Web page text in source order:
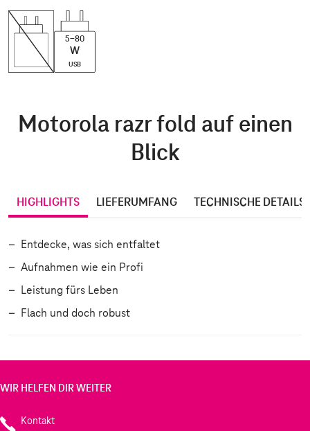
W
USB
5-80
Motorola razr fold auf einen
Blick
HIGHLIGHTS LIEFERUMFANG TECHNISCHE DETAILS
Entdecke, was sich entfaltet
Aufnahmen wie ein Profi
Leistung fürs Leben
Flach und doch robust
WIR HELFEN DIR WEITER
Kontakt